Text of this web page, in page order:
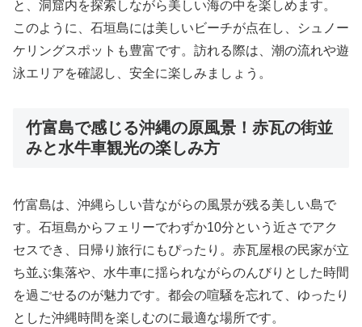
と、洞窟内を探索しながら美しい海の中を楽しめます。
このように、石垣島には美しいビーチが点在し、シュノー
ケリングスポットも豊富です。訪れる際は、潮の流れや遊
泳エリアを確認し、安全に楽しみましょう。
竹富島で感じる沖縄の原風景！赤瓦の街並
みと水牛車観光の楽しみ方
竹富島は、沖縄らしい昔ながらの風景が残る美しい島で
す。石垣島からフェリーでわずか10分という近さでアク
セスでき、日帰り旅行にもぴったり。赤瓦屋根の民家が立
ち並ぶ集落や、水牛車に揺られながらのんびりとした時間
を過ごせるのが魅力です。都会の喧騒を忘れて、ゆったり
とした沖縄時間を楽しむのに最適な場所です。